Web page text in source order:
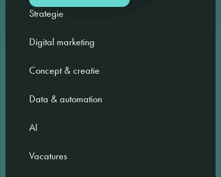
Strategie
Digital marketing
Concept & creatie
Data & automation
AI
Vacatures